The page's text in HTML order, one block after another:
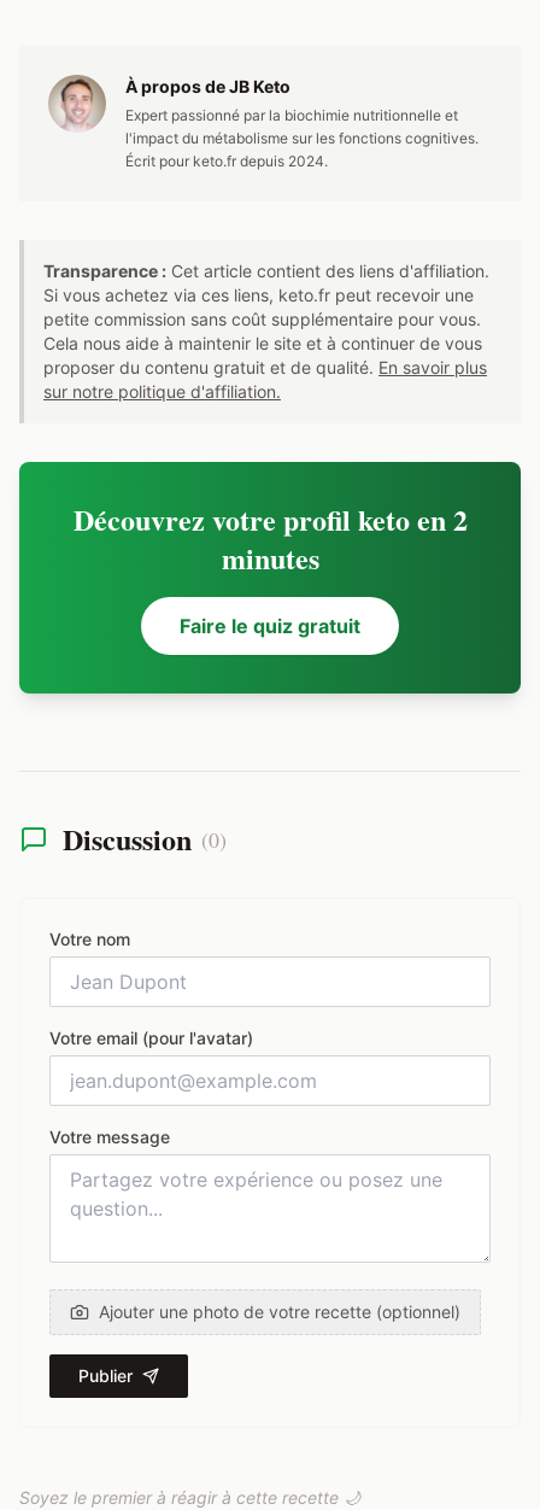
À propos deJB Keto
Expert passionné par la biochimie nutritionnelle et
l'impact du métabolisme sur les fonctions cognitives.
Écrit pour keto.fr depuis 2024.
Transparence : Cet article contient des liens d'affiliation.
Si vous achetez via ces liens, keto.fr peut recevoir une
petite commission sans coût supplémentaire pour vous.
Cela nous aide à maintenir le site et à continuer de vous
proposer du contenu gratuit et de qualité. En savoir plus
sur notre politique d'affiliation.
Découvrez votre profil keto en 2
minutes
Faire le quiz gratuit
Discussion (0)
Votre nom
Votre email (pour l'avatar)
Votre message
Ajouter une photo de votre recette (optionnel)
Publier
Soyez le premier à réagir à cette recette 🌙